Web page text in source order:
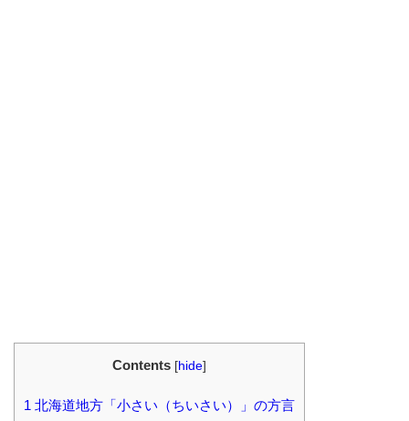
Contents [hide]
1 北海道地方「小さい（ちいさい）」の方言